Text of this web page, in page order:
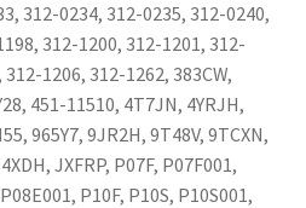
312-0234, 312-0235, 312-0240,
312-1200, 312-1201, 312-
1206, 312-1262, 383CW,
451-11510, 4T7JN, 4YRJH,
965Y7, 9JR2H, 9T48V, 9TCXN,
JXFRP, P07F, P07F001,
P10F, P10S, P10S001,